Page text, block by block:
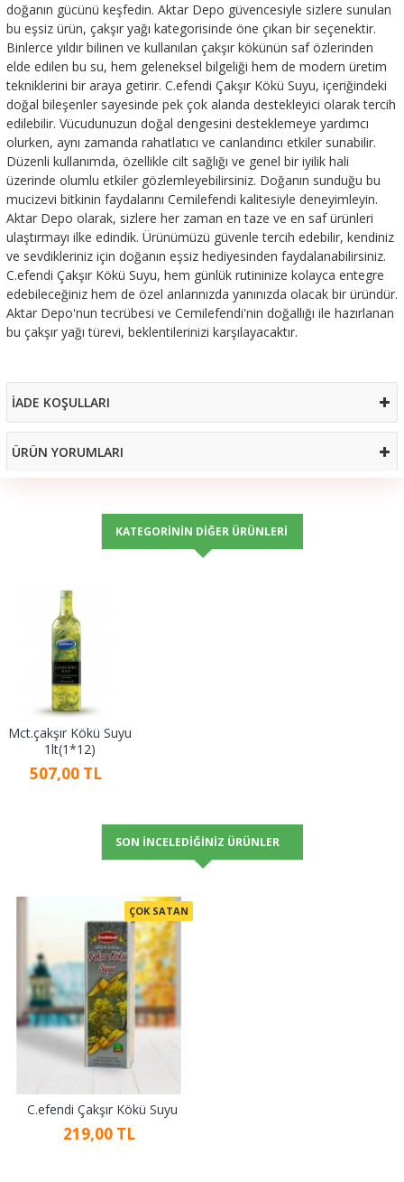
doğanın gücünü keşfedin. Aktar Depo güvencesiyle sizlere sunulan
bu eşsiz ürün, çakşır yağı kategorisinde öne çıkan bir seçenektir.
Binlerce yıldır bilinen ve kullanılan çakşır kökünün saf özlerinden
elde edilen bu su, hem geleneksel bilgeliği hem de modern üretim
tekniklerini bir araya getirir. C.efendi Çakşır Kökü Suyu, içeriğindeki
doğal bileşenler sayesinde pek çok alanda destekleyici olarak tercih
edilebilir. Vücudunuzun doğal dengesini desteklemeye yardımcı
olurken, aynı zamanda rahatlatıcı ve canlandırıcı etkiler sunabilir.
Düzenli kullanımda, özellikle cilt sağlığı ve genel bir iyilik hali
üzerinde olumlu etkiler gözlemleyebilirsiniz. Doğanın sunduğu bu
mucizevi bitkinin faydalarını Cemilefendi kalitesiyle deneyimleyin.
Aktar Depo olarak, sizlere her zaman en taze ve en saf ürünleri
ulaştırmayı ilke edindik. Ürünümüzü güvenle tercih edebilir, kendiniz
ve sevdikleriniz için doğanın eşsiz hediyesinden faydalanabilirsiniz.
C.efendi Çakşır Kökü Suyu, hem günlük rutininize kolayca entegre
edebileceğiniz hem de özel anlarınızda yanınızda olacak bir üründür.
Aktar Depo'nun tecrübesi ve Cemilefendi'nin doğallığı ile hazırlanan
bu çakşır yağı türevi, beklentilerinizi karşılayacaktır.
İADE KOŞULLARI
ÜRÜN YORUMLARI
KATEGORININ DIĞER ÜRÜNLERI
Mct.çakşır Kökü Suyu
1lt(1*12)
507,00 TL
SON İNCELEDIĞINIZ ÜRÜNLER
ÇOK SATAN
C.efendi Çakşır Kökü Suyu
219,00 TL